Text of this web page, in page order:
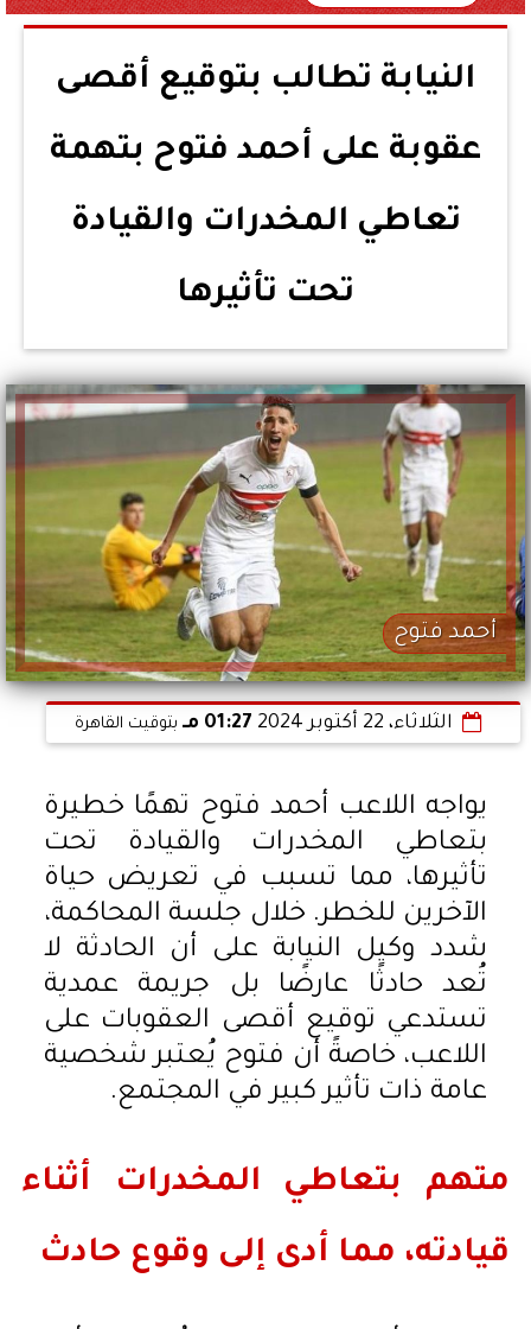
النيابة تطالب بتوقيع أقصى
عقوبة على أحمد فتوح بتهمة
تعاطي المخدرات والقيادة
تحت تأثيرها
أحمد فتوح
الثلاثاء، 22 أكتوبر 2024 01:27 مـ بتوقيت القاهرة
يواجه اللاعب أحمد فتوح تهمًا خطيرة
بتعاطي المخدرات والقيادة تحت
تأثيرها، مما تسبب في تعريض حياة
الآخرين للخطر. خلال جلسة المحاكمة،
شدد وكيل النيابة على أن الحادثة لا
تُعد حادثًا عارضًا بل جريمة عمدية
تستدعي توقيع أقصى العقوبات على
اللاعب، خاصةً أن فتوح يُعتبر شخصية
عامة ذات تأثير كبير في المجتمع.
متهم بتعاطي المخدرات أثناء
قيادته، مما أدى إلى وقوع حادث